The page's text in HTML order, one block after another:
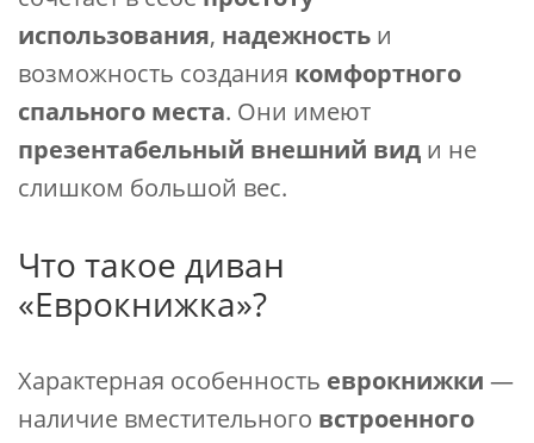
использования, надежность и
возможность создания комфортного
спального места. Они имеют
презентабельный внешний вид и не
слишком большой вес.
Что такое диван
«Еврокнижка»?
Характерная особенность еврокнижки —
наличие вместительного встроенного